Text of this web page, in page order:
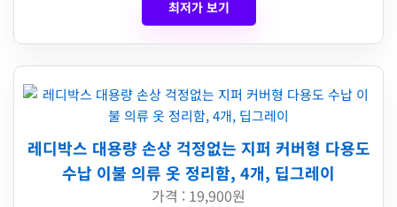
최저가 보기
레디박스 대용량 손상 걱정없는 지퍼 커버형 다용도
수납 이불 의류 옷 정리함, 4개, 딥그레이
가격 : 19,900원